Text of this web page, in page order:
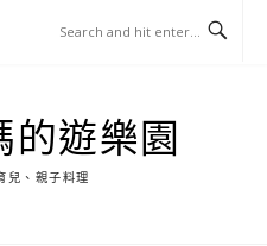
的遊樂園
兒、親子料理